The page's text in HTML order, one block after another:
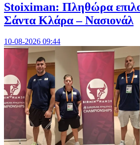
Stoiximan: Πληθώρα
Σάντα Κλάρα – Νασιονάλ
10-08-2026 09:44